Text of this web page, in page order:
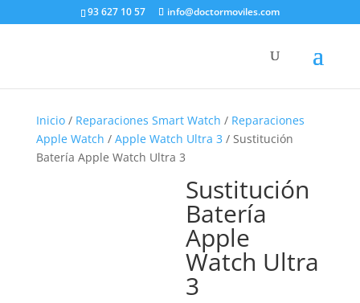
93 627 10 57 info@doctormoviles.com
Inicio/ Reparaciones Smart Watch / Reparaciones
Apple Watch / Apple Watch Ultra 3 / Sustitución
Batería Apple Watch Ultra 3
Sustitución
Batería
Apple
Watch Ultra
3